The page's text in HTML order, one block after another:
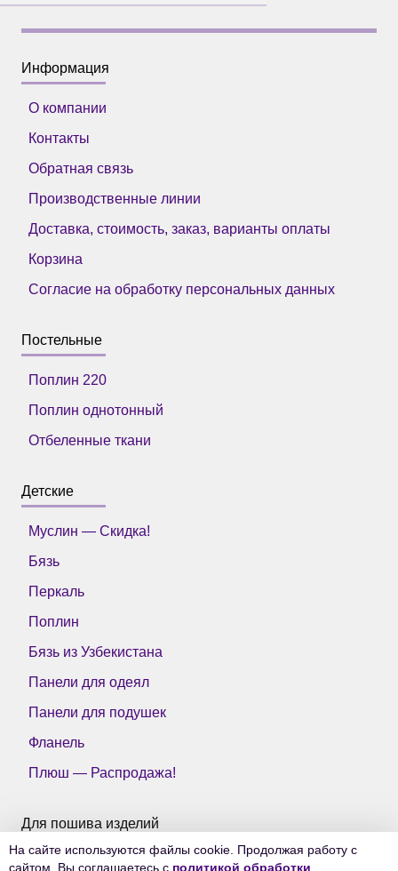
Информация
О компании
Контакты
Обратная связь
Производственные линии
Доставка, стоимость, заказ, варианты оплаты
Корзина
Согласие на обработку персональных данных
Постельные
Поплин 220
Поплин однотонный
Отбеленные ткани
Детские
Муслин — Скидка!
Бязь
Перкаль
Поплин
Бязь из Узбекистана
Панели для одеял
Панели для подушек
Фланель
Плюш — Распродажа!
Для пошива изделий
Все ткани Тейково
На сайте используются файлы cookie. Продолжая работу с
сайтом, Вы соглашаетесь с политикой обработки